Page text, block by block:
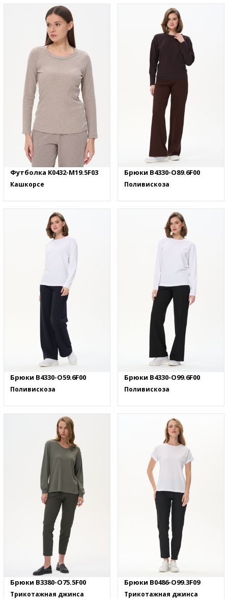
Футболка K0432-M19.5F03
Кашкорсе
Брюки B4330-O89.6F00
Поливискоза
Брюки B4330-O59.6F00
Поливискоза
Брюки B4330-O99.6F00
Поливискоза
Брюки B3380-O75.5F00
Трикотажная джинса
Брюки B0486-O99.3F09
Трикотажная джинса